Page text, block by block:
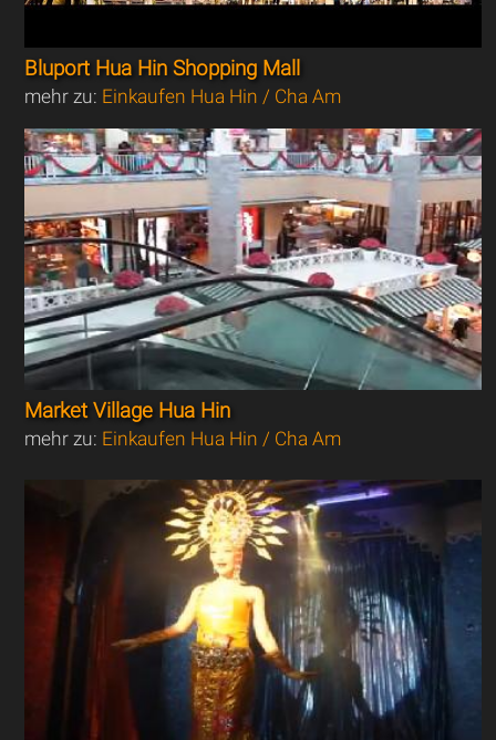
Bluport Hua Hin Shopping Mall
mehr zu: Einkaufen Hua Hin / Cha Am
Market Village Hua Hin
mehr zu: Einkaufen Hua Hin / Cha Am